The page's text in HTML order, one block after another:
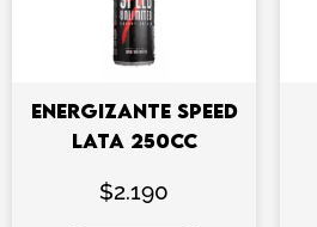
ENERGIZANTE SPEED
LATA 250CC
$2.190